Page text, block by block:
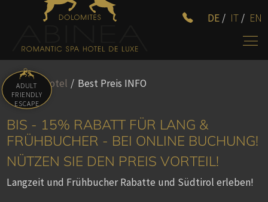
DE/ IT/ EN
ADULT
FRIENDLY
ESCAPE
Home / Hotel / Best Preis INFO
BIS - 15% RABATT FÜR LANG &
FRÜHBUCHER - BEI ONLINE BUCHUNG!
NÜTZEN SIE DEN PREIS VORTEIL!
Langzeit und Frühbucher Rabatte und Südtirol erleben!